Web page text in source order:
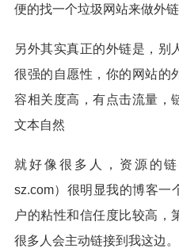
便的找一个垃圾网站来做外
另外其实真正的外链是，别
很强的自愿性，你的网站的
容相关度高，有点击流量，
文本自然
就好像很多人，资源的
sz.com）很明显我的博客一
户的粘性和信任度比较高，
很多人会主动链接到我这边。